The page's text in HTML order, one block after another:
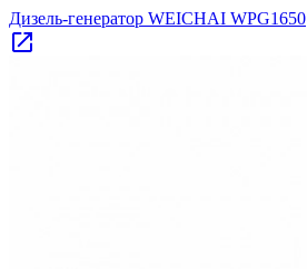
Дизель-генератор WEICHAI WPG1650